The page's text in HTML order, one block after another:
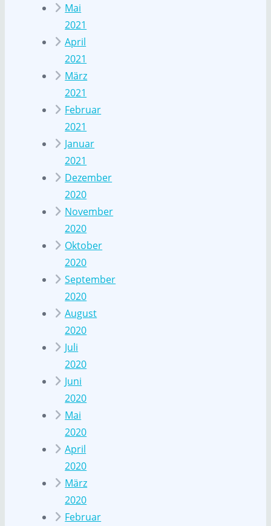
Mai
2021
April
2021
März
2021
Februar
2021
Januar
2021
Dezember
2020
November
2020
Oktober
2020
September
2020
August
2020
Juli
2020
Juni
2020
Mai
2020
April
2020
März
2020
Februar